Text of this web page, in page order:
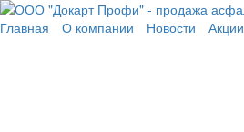
Перейти к основному содержанию
Главная
О компании Новости Акции